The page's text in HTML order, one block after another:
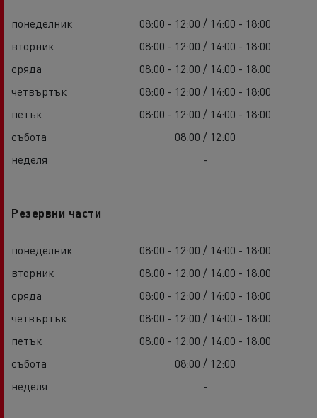
понеделник
08:00 - 12:00 / 14:00 - 18:00
вторник
08:00 - 12:00 / 14:00 - 18:00
сряда
08:00 - 12:00 / 14:00 - 18:00
четвъртък
08:00 - 12:00 / 14:00 - 18:00
петък
08:00 - 12:00 / 14:00 - 18:00
събота
08:00 / 12:00
неделя
-
Резервни части
понеделник
08:00 - 12:00 / 14:00 - 18:00
вторник
08:00 - 12:00 / 14:00 - 18:00
сряда
08:00 - 12:00 / 14:00 - 18:00
четвъртък
08:00 - 12:00 / 14:00 - 18:00
петък
08:00 - 12:00 / 14:00 - 18:00
събота
08:00 / 12:00
неделя
-